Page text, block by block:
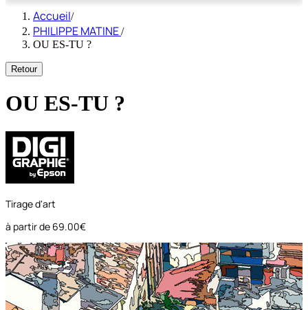
Accueil/
PHILIPPE MATINE/
OU ES-TU ?
Retour
OU ES-TU ?
Tirage d'art
à partir de 69.00€